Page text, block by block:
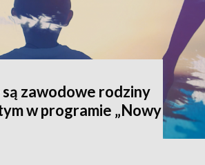
zawodowe rodziny
w programie „Nowy